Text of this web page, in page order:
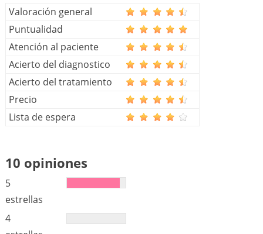
Valoración general
Puntualidad
Atención al paciente
Acierto del diagnostico
Acierto del tratamiento
Precio
Lista de espera
10 opiniones
5
estrellas
4